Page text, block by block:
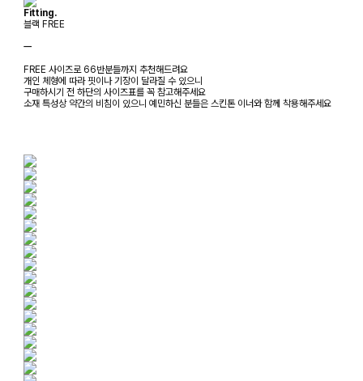
Fitting.
블랙 FREE
ㅡ
FREE 사이즈로 66반분들까지 추천해드려요
개인 체형에 따라 핏이나 기장이 달라질 수 있으니
구매하시기 전 하단의 사이즈표를 꼭 참고해주세요
소재 특성상 약간의 비침이 있으니 예민하신 분들은 스킨톤 이너와 함께 착용해주세요